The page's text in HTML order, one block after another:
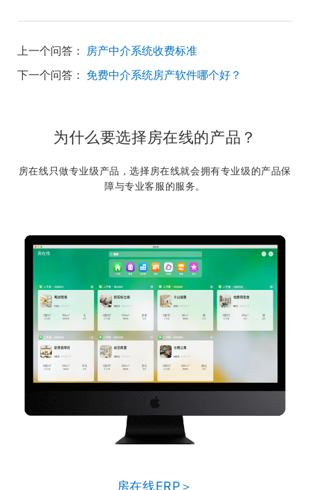
上一个问答： 房产中介系统收费标准
下一个问答： 免费中介系统房产软件哪个好？
为什么要选择房在线的产品？
房在线只做专业级产品，选择房在线就会拥有专业级的产品保
障与专业客服的服务。
房在线ERP＞